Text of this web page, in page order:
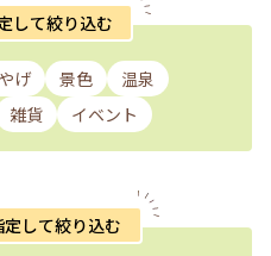
して絞り込む
げ 景色
温泉
雑貨 イベント
して絞り込む